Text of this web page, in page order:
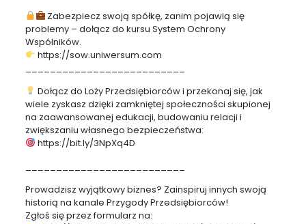
Zabezpiecz swoją spółkę, zanim pojawią się
problemy – dołącz do kursu System Ochrony
Wspólników.
https://sow.uniwersum.com
Dołącz do Loży Przedsiębiorców i przekonaj się, jak
wiele zyskasz dzięki zamkniętej społeczności skupionej
na zaawansowanej edukacji, budowaniu relacji i
zwiększaniu własnego bezpieczeństwa:
https://bit.ly/3NpXq4D
Prowadzisz wyjątkowy biznes? Zainspiruj innych swoją
historią na kanale Przygody Przedsiębiorców!
Zgłoś się przez formularz na: